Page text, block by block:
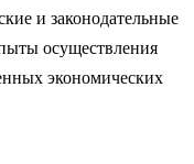
и законодательные
осуществления
экономических